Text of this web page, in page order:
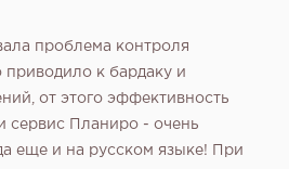
проблема контроля
приводило к бардаку и
от этого эффективность
сервис Планиро - очень
еще и на русском языке! При